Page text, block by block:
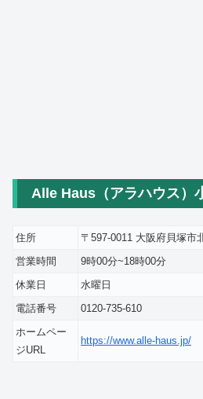
Alle Haus（アラハウス）
住所 〒597-0011 大阪府貝塚市
営業時間
9時00分~18時00分
休業日
水曜日
電話番号
0120-735-610
ホームペー
ジURL
https://www.alle-haus.jp/